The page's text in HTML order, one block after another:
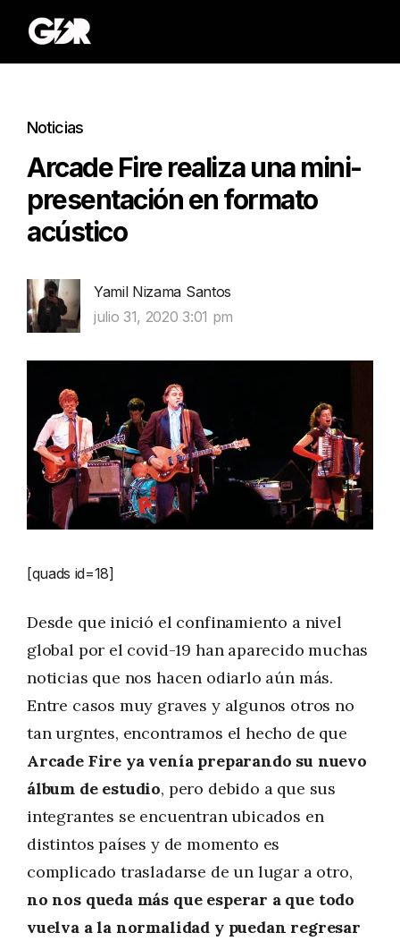
Noticias
Arcade Fire realiza una mini-
presentación en formato
acústico
Yamil Nizama Santos
julio 31, 2020 3:01 pm
[quads id=18]
Desde que inició el confinamiento a nivel
global por el covid-19 han aparecido muchas
noticias que nos hacen odiarlo aún más.
Entre casos muy graves y algunos otros no
tan urgntes, encontramos el hecho de que
Arcade Fire ya venía preparando su nuevo
álbum de estudio, pero debido a que sus
integrantes se encuentran ubicados en
distintos países y de momento es
complicado trasladarse de un lugar a otro,
no nos queda más que esperar a que todo
vuelva a la normalidad y puedan regresar